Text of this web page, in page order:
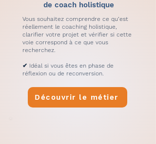
de coach holistique
Vous souhaitez comprendre ce qu’est
réellement le coaching holistique,
clarifier votre projet et vérifier si cette
voie correspond à ce que vous
recherchez.
✔ Idéal si vous êtes en phase de
réflexion ou de reconversion.
Découvrir le métier